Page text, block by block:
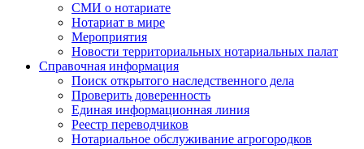
СМИ о нотариате
Нотариат в мире
Мероприятия
Новости территориальных нотариальных палат
Справочная информация
Поиск открытого наследственного дела
Проверить доверенность
Единая информационная линия
Реестр переводчиков
Нотариальное обслуживание агрогородков